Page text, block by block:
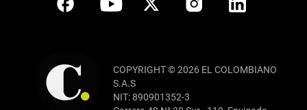
COPYRIGHT © 2026 EL COLOMBIANO
S.A.S
NIT: 890901352-3